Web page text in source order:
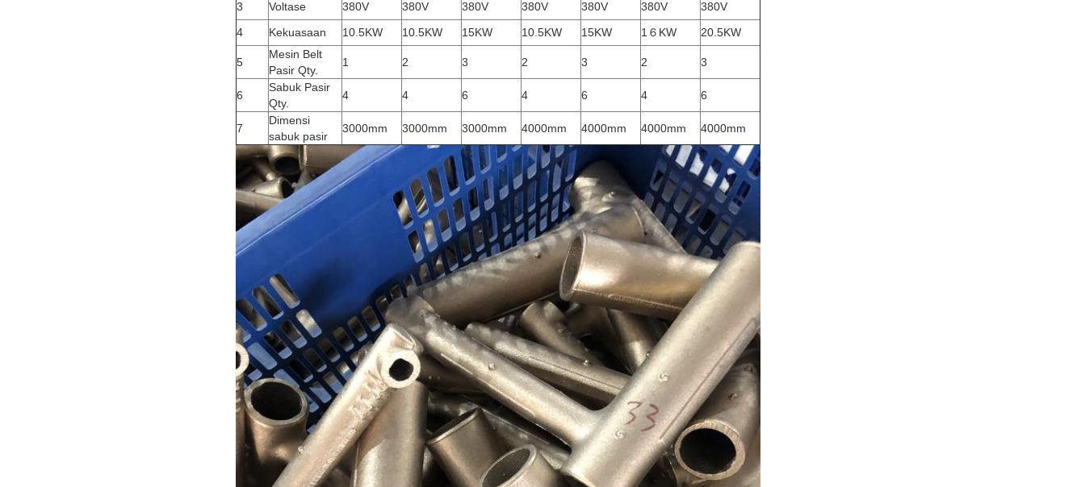
3
Voltase 380V 380V 380V 380V 380V 380V
380V
4
Kekuasaan 10.5KW 10.5KW 15KW 10.5KW 15KW 1６KW 20.5KW
5
Mesin Belt
Pasir Qty.
1 2 3 2 3 2 3
6
Sabuk Pasir
Qty.
4 4 6 4 6 4 6
7
Dimensi
sabuk pasir
3000mm 3000mm 3000mm 4000mm 4000mm 4000mm 4000mm